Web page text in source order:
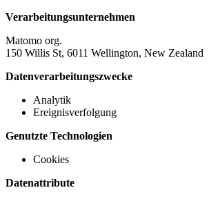
Verarbeitungsunternehmen
Matomo org.
150 Willis St, 6011 Wellington, New Zealand
Datenverarbeitungszwecke
Analytik
Ereignisverfolgung
Genutzte Technologien
Cookies
Datenattribute